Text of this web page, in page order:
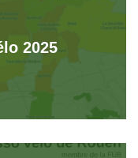
2025